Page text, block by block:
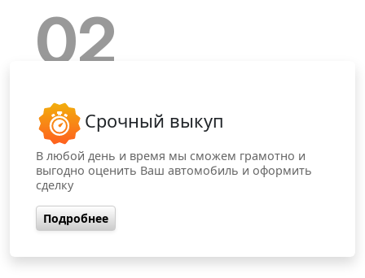
02
Срочный выкуп
В любой день и время мы сможем грамотно и
выгодно оценить Ваш автомобиль и оформить
сделку
Подробнее